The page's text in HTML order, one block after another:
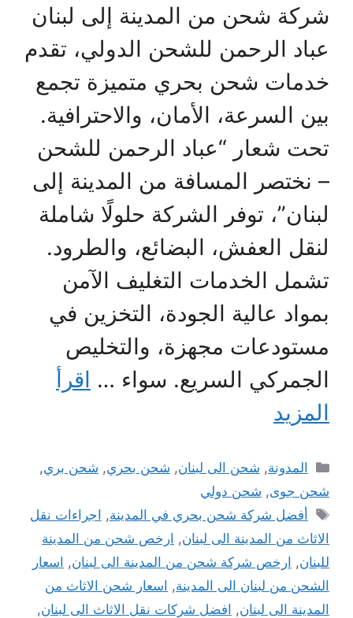
شركة شحن من المدينة إلى لبنان
عباد الرحمن للشحن الدولي، تقدم
خدمات شحن بحري متميزة تجمع
بين السرعة، الأمان، والاحترافية.
تحت شعار “عباد الرحمن للشحن
– نختصر المسافة من المدينة إلى
لبنان”، توفر الشركة حلولًا شاملة
لنقل العفش، البضائع، والطرود.
تشمل الخدمات التغليف الآمن
بمواد عالية الجودة، التخزين في
مستودعات مجهزة، والتخليص
الجمركي السريع. سواء … اقرأ
المزيد
التصنيفات
المدونة, شحن الى لبنان, شحن بحري, شحن بري,
شحن جوى, شحن دولي
الوسوم
أفضل شركة شحن بحري في المدينة, اجراءات نقل
الاثاث من المدينة الى لبنان, ارخص شحن من المدينة
للبنان, ارخص شركة شحن من المدينة الى لبنان, اسعار
الشحن من لبنان الى المدينة, اسعار شحن الاثاث من
المدينة الى لبنان, افضل شركات نقل الاثاث الى لبنان,